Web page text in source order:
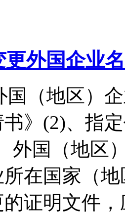
更外国企业
国（地区）
》(2)、指
外国（地区
所在国家（
证明文件